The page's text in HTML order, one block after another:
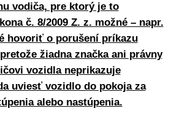
vodiča, pre ktorý je to
č. 8/2009 Z. z. možné – napr.
hovoriť o porušení príkazu
žiadna značka ani právny
vozidla neprikazuje
uviesť vozidlo do pokoja za
alebo nastúpenia.